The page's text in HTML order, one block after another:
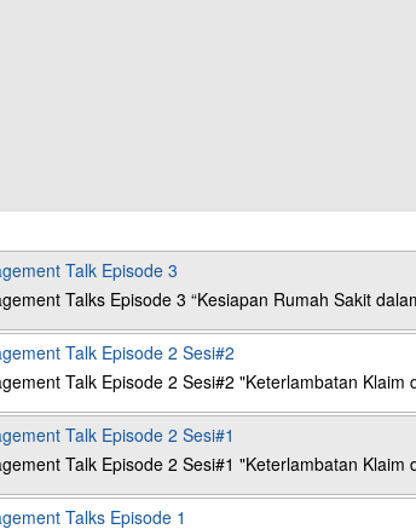
Talk Episode 3
Talks Episode 3 “Kesiapan Rumah Sakit
Talk Episode 2 Sesi#2
Talk Episode 2 Sesi#2 "Keterlambatan
Talk Episode 2 Sesi#1
Talk Episode 2 Sesi#1 "Keterlambatan
Talks Episode 1